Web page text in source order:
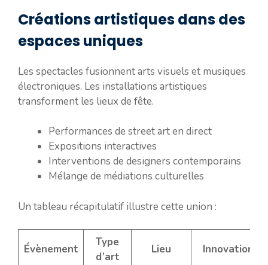
Créations artistiques dans des
espaces uniques
Les spectacles fusionnent arts visuels et musiques
électroniques. Les installations artistiques
transforment les lieux de fête.
Performances de street art en direct
Expositions interactives
Interventions de designers contemporains
Mélange de médiations culturelles
Un tableau récapitulatif illustre cette union :
Évènement
Type
d’art
Lieu Innovation